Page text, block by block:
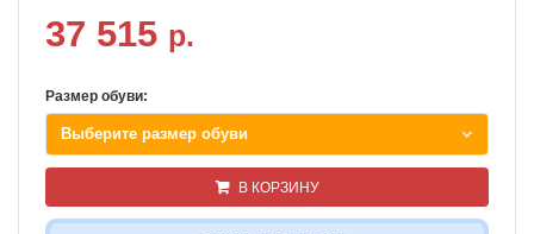
37 515 р.
Размер обуви:
Выберите размер обуви
В КОРЗИНУ